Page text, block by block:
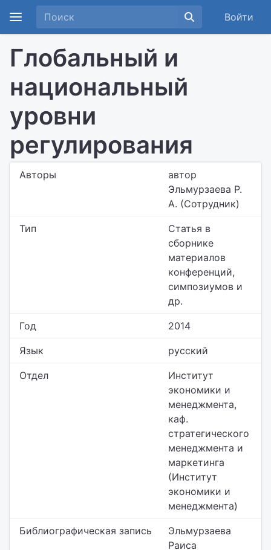
Войти
Глобальный и
национальный
уровни
регулирования
Авторы
автор
Эльмурзаева Р.
А. (Сотрудник)
Тип
Статья в
сборнике
материалов
конференций,
симпозиумов и
др.
Год 2014
Язык русский
Отдел
Институт
экономики и
менеджмента,
каф.
стратегического
менеджмента и
маркетинга
(Институт
экономики и
менеджмента)
Библиографическая запись
Эльмурзаева
Раиса